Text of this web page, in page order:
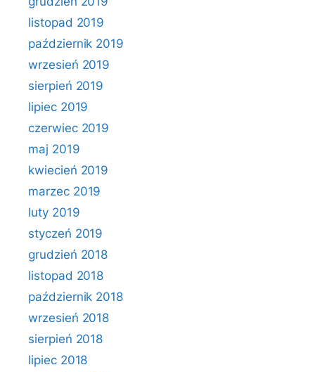
listopad 2019
październik 2019
wrzesień 2019
sierpień 2019
lipiec 2019
czerwiec 2019
maj 2019
kwiecień 2019
marzec 2019
luty 2019
styczeń 2019
grudzień 2018
listopad 2018
październik 2018
wrzesień 2018
sierpień 2018
lipiec 2018